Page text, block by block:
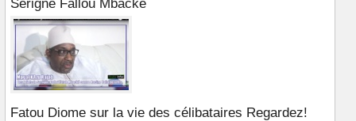
Serigne Fallou Mbacké
Fatou Diome sur la vie des célibataires Regardez!